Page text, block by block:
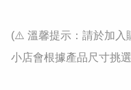
(⚠️ 溫馨提示：請於加入
小店會根據產品尺寸挑